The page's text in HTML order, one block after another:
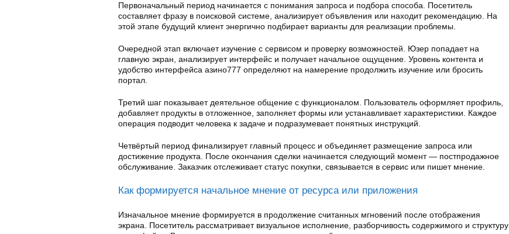
Первоначальный период начинается с понимания запроса и подбора способа. Посетитель
составляет фразу в поисковой системе, анализирует объявления или находит рекомендацию. На
этой этапе будущий клиент энергично подбирает варианты для реализации проблемы.
Очередной этап включает изучение с сервисом и проверку возможностей. Юзер попадает на
главную экран, анализирует интерфейс и получает начальное ощущение. Уровень контента и
удобство интерфейса азино777 определяют на намерение продолжить изучение или бросить
портал.
Третий шаг показывает деятельное общение с функционалом. Пользователь оформляет профиль,
добавляет продукты в отложенное, заполняет формы или устанавливает характеристики. Каждое
операция подводит человека к задаче и подразумевает понятных инструкций.
Четвёртый период финализирует главный процесс и объединяет размещение запроса или
достижение продукта. После окончания сделки начинается следующий момент — постпродажное
обслуживание. Заказчик отслеживает статус покупки, связывается в сервис или пишет мнение.
Как формируется начальное мнение от ресурса или приложения
Изначальное мнение формируется в продолжение считанных мгновений после отображения
экрана. Посетитель рассматривает визуальное исполнение, разборчивость содержимого и структуру